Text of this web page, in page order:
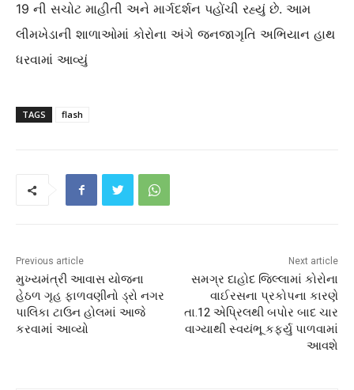
19 ની સચોટ માહીતી અને માર્ગદર્શન પહોંચી રહ્યું છે. આમ
લીમખેડાની શાળાઓમાં કોરોના અંગે જનજાગૃતિ અભિયાન હાથ
ધરવામાં આવ્યું
TAGS flash
Previous article
મુખ્યમંત્રી આવાસ યોજના
હેઠળ ગૃહ ફાળવણીનો ડ્રો નગર
પાલિકા ટાઉન હોલમાં આજે
કરવામાં આવ્યો
Next article
સમગ્ર દાહોદ જિલ્લામાં કોરોના
વાઈરસના પ્રકોપના કારણે
તા.12 એપ્રિલથી બપોર બાદ ચાર
વાગ્યાથી સ્વયંભૂ કર્ફ્યુ પાળવામાં
આવશે